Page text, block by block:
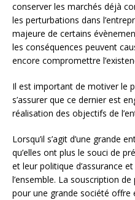
conserver les marchés déjà
les perturbations dans
majeure de certains
les conséquences peuvent
encore compromettre
Il est important de motiver le
s’assurer que ce dernier est
réalisation des objectifs de
Lorsqu’il s’agit d’une grande
qu’elles ont plus le souci de
et leur politique d’assurance
l’ensemble. La souscription
pour une grande société offre